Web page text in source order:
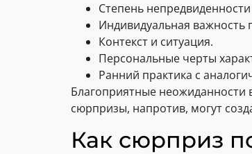
Степень
Индивидуальная важность
Контекст и ситуация.
Персональные черты
Ранний практика с
Благоприятные неожиданности
сюрпризы, напротив, могут
Как сюрприз